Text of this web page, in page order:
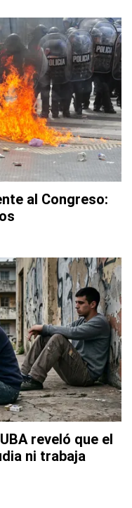
al Congreso:
reveló que el
ni trabaja